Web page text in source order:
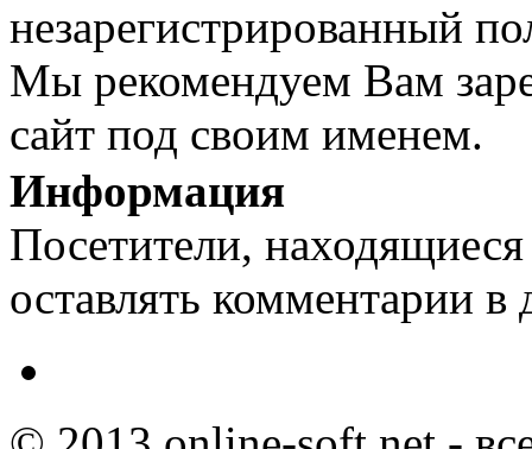
незарегистрированный
Мы рекомендуем Вам
сайт под своим именем.
Информация
Посетители,
оставлять комментарии в